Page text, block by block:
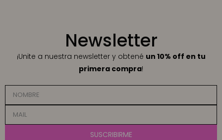
Newsletter
¡Unite a nuestra newsletter y obtené un 10% off en tu
primera compra!
SUSCRIBIRME